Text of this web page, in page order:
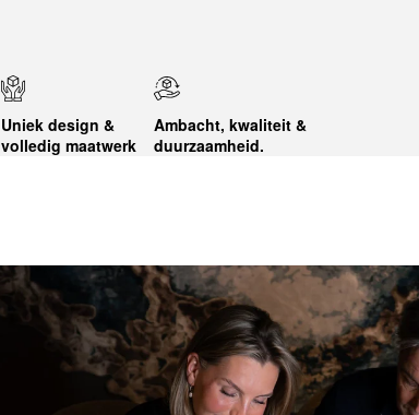
Uniek design &
volledig maatwerk
Ambacht, kwaliteit &
duurzaamheid.